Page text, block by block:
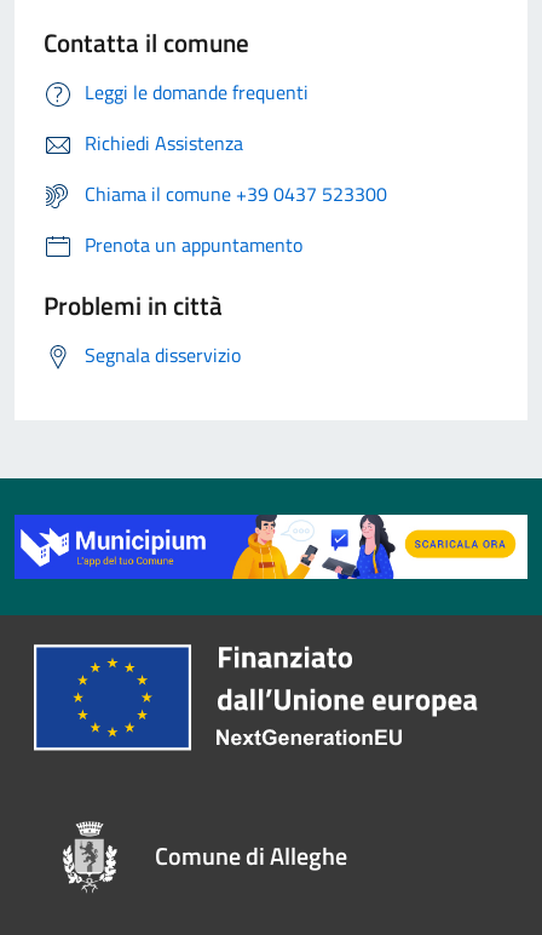
Contatta il comune
Leggi le domande frequenti
Richiedi Assistenza
Chiama il comune +39 0437 523300
Prenota un appuntamento
Problemi in città
Segnala disservizio
Comune di Alleghe